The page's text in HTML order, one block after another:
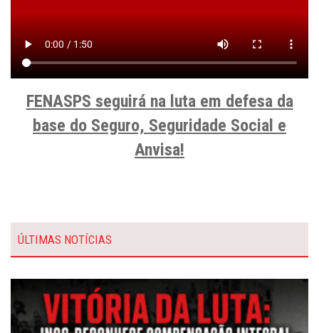
FENASPS seguirá na luta em defesa da
base do Seguro, Seguridade Social e
Anvisa!
ÚLTIMAS NOTÍCIAS